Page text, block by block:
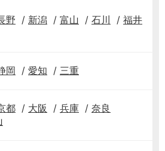
野 新潟 富山 石川 福井
岡 愛知 三重
都 大阪 兵庫
奈良